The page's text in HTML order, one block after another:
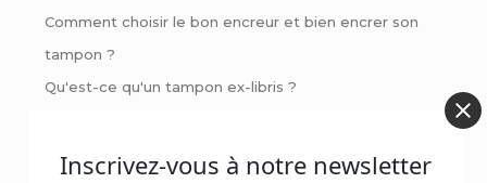
Comment choisir le bon encreur et bien encrer son
tampon ?
Qu'est-ce qu'un tampon ex-libris ?
Inscrivez-vous à notre newsletter